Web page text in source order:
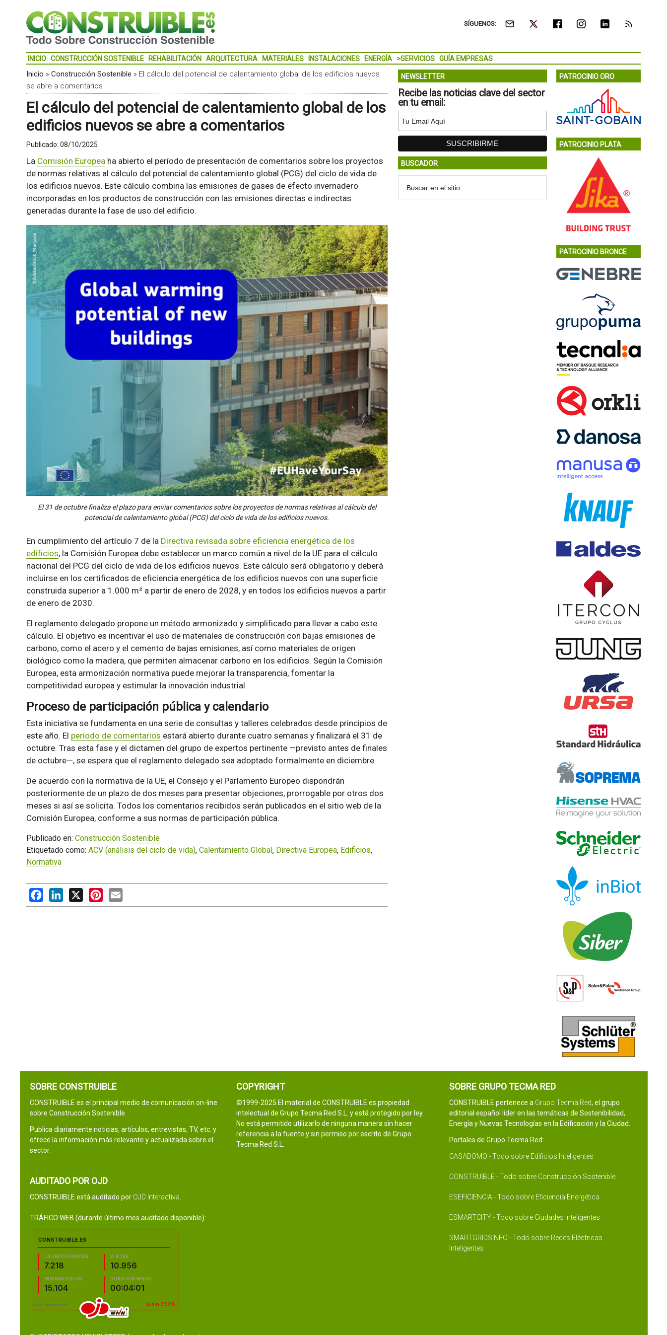
SÍGUENOS:
INICIO CONSTRUCCIÓN SOSTENIBLE REHABILITACIÓN ARQUITECTURA MATERIALES INSTALACIONES ENERGÍA >SERVICIOS GUÍA EMPRESAS
Inicio » Construcción Sostenible » El cálculo del potencial de calentamiento global de los edificios nuevos
se abre a comentarios
El cálculo del potencial de calentamiento global de los
edificios nuevos se abre a comentarios
Publicado: 08/10/2025
La Comisión Europeaha abierto el período de presentación de comentarios sobre los proyectos
de normas relativas al cálculo del potencial de calentamiento global (PCG) del ciclo de vida de
los edificios nuevos. Este cálculo combina las emisiones de gases de efecto invernadero
incorporadas en los productos de construcción con las emisiones directas e indirectas
generadas durante la fase de uso del edificio.
El 31 de octubre finaliza el plazo para enviar comentarios sobre los proyectos de normas relativas al cálculo del
potencial de calentamiento global (PCG) del ciclo de vida de los edificios nuevos.
En cumplimiento del artículo 7 de la Directiva revisada sobre eficiencia energética de los
edificios, la Comisión Europea debe establecer un marco común a nivel de la UE para el cálculo
nacional del PCG del ciclo de vida de los edificios nuevos. Este cálculo será obligatorio y deberá
incluirse en los certificados de eficiencia energética de los edificios nuevos con una superficie
construida superior a 1.000 m² a partir de enero de 2028, y en todos los edificios nuevos a partir
de enero de 2030.
El reglamento delegado propone un método armonizado y simplificado para llevar a cabo este
cálculo. El objetivo es incentivar el uso de materiales de construcción con bajas emisiones de
carbono, como el acero y el cemento de bajas emisiones, así como materiales de origen
biológico como la madera, que permiten almacenar carbono en los edificios. Según la Comisión
Europea, esta armonización normativa puede mejorar la transparencia, fomentar la
competitividad europea y estimular la innovación industrial.
Proceso de participación pública y calendario
Esta iniciativa se fundamenta en una serie de consultas y talleres celebrados desde principios de
este año. El período de comentarios estará abierto durante cuatro semanas y finalizará el 31 de
octubre. Tras esta fase y el dictamen del grupo de expertos pertinente —previsto antes de finales
de octubre—, se espera que el reglamento delegado sea adoptado formalmente en diciembre.
De acuerdo con la normativa de la UE, el Consejo y el Parlamento Europeo dispondrán
posteriormente de un plazo de dos meses para presentar objeciones, prorrogable por otros dos
meses si así se solicita. Todos los comentarios recibidos serán publicados en el sitio web de la
Comisión Europea, conforme a sus normas de participación pública.
Publicado en: Construcción Sostenible
Etiquetado como: ACV (análisis del ciclo de vida), Calentamiento Global, Directiva Europea, Edificios,
Normativa
FacebookLinkedIn
X PinterestEmail
NEWSLETTER
Recibe las noticias clave del sector
en tu email:
BUSCADOR
PATROCINIO ORO
PATROCINIO PLATA
PATROCINIO BRONCE
SOBRE CONSTRUIBLE
CONSTRUIBLE es el principal medio de comunicación on-line
sobre Construcción Sostenible.
Publica diariamente noticias, artículos, entrevistas, TV, etc. y
ofrece la información más relevante y actualizada sobre el
sector.
AUDITADO POR OJD
CONSTRUIBLE está auditado por OJD Interactiva
TRÁFICO WEB (durante último mes auditado disponible):
COPYRIGHT
©1999-2025 El material de CONSTRUIBLE es propiedad
intelectual de Grupo Tecma Red S.L. y está protegido por ley.
No está permitido utilizarlo de ninguna manera sin hacer
referencia a la fuente y sin permiso por escrito de Grupo
Tecma Red S.L.
SOBRE GRUPO TECMA RED
CONSTRUIBLE pertenece a Grupo Tecma Red, el grupo
editorial español líder en las temáticas de Sostenibilidad,
Energía y Nuevas Tecnologías en la Edificación y la Ciudad.
Portales de Grupo Tecma Red:
CASADOMO - Todo sobre Edificios Inteligentes
CONSTRUIBLE - Todo sobre Construcción Sostenible
ESEFICIENCIA - Todo sobre Eficiencia Energética
ESMARTCITY - Todo sobre Ciudades Inteligentes
SMARTGRIDSINFO - Todo sobre Redes Eléctricas
Inteligentes